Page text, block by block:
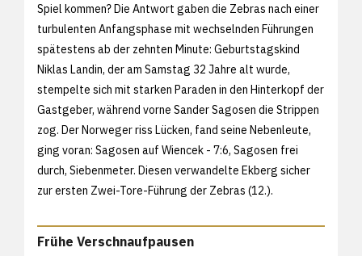
Spiel kommen? Die Antwort gaben die Zebras nach einer
turbulenten Anfangsphase mit wechselnden Führungen
spätestens ab der zehnten Minute: Geburtstagskind
Niklas Landin, der am Samstag 32 Jahre alt wurde,
stempelte sich mit starken Paraden in den Hinterkopf der
Gastgeber, während vorne Sander Sagosen die Strippen
zog. Der Norweger riss Lücken, fand seine Nebenleute,
ging voran: Sagosen auf Wiencek - 7:6, Sagosen frei
durch, Siebenmeter. Diesen verwandelte Ekberg sicher
zur ersten Zwei-Tore-Führung der Zebras (12.).
Frühe Verschnaufpausen